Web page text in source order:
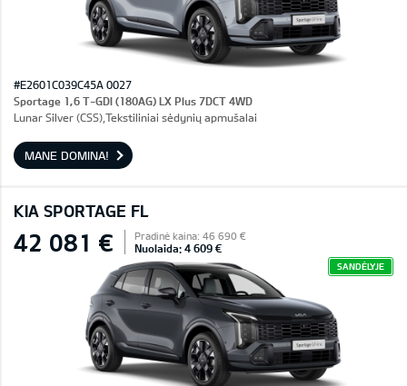
#E2601C039C45A 0027
Sportage 1,6 T-GDI (180AG) LX Plus 7DCT 4WD
Lunar Silver (CSS),Tekstiliniai sėdynių apmušalai
MANE DOMINA!
KIA SPORTAGE FL
42 081 € Pradinė kaina: 46 690 €
Nuolaida: 4 609 €
SANDĖLYJE